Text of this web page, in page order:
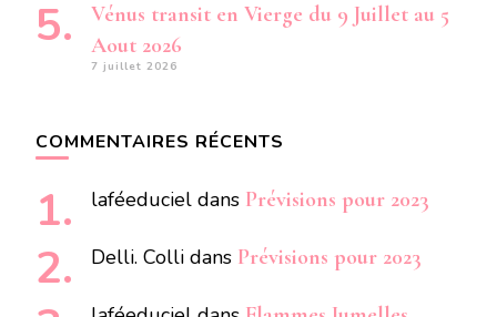
Vénus transit en Vierge du 9 Juillet au 5
Aout 2026
7 juillet 2026
COMMENTAIRES RÉCENTS
laféeduciel dans Prévisions pour 2023
Delli. Colli dans Prévisions pour 2023